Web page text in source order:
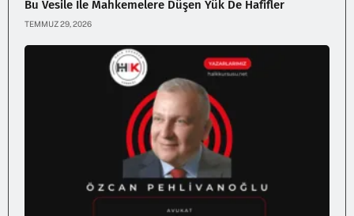
Bu Vesile Ile Mahkemelere Düşen Yük De Hafifler
TEMMUZ 29, 2026